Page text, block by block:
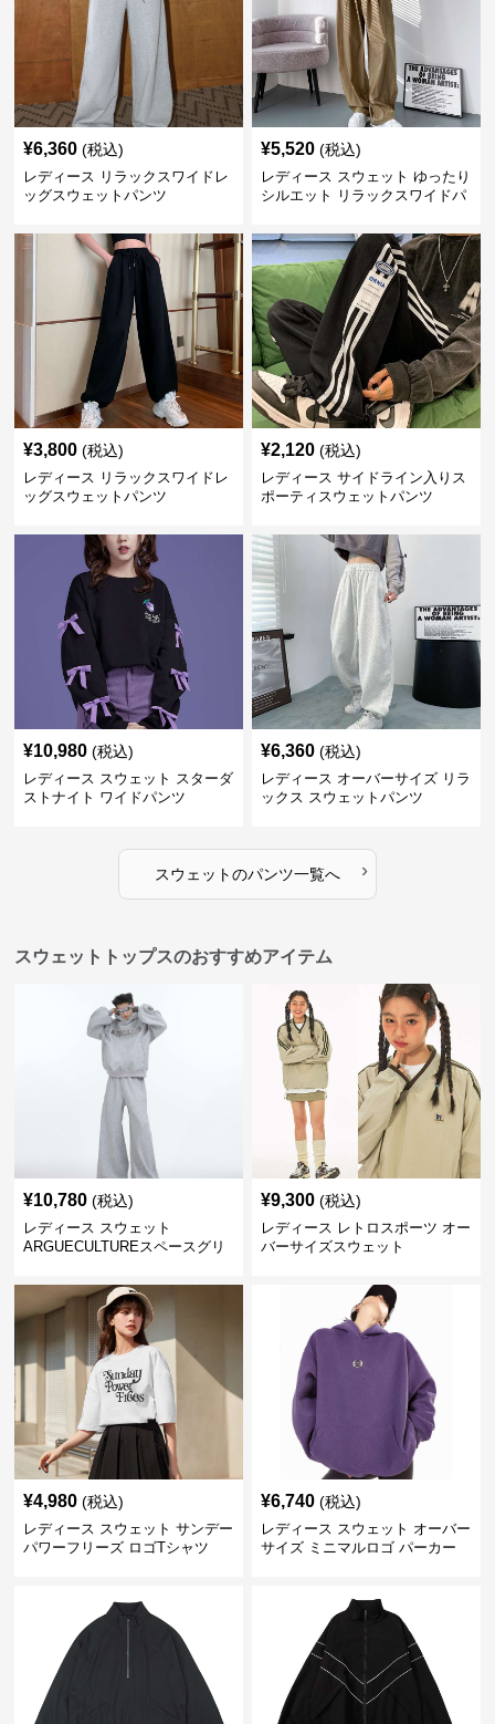
¥6,360 (税込)
レディース リラックスワイドレ
ッグスウェットパンツ
¥5,520 (税込)
レディース スウェット ゆったり
シルエット リラックスワイドパ
¥3,800 (税込)
レディース リラックスワイドレ
ッグスウェットパンツ
¥2,120 (税込)
レディース サイドライン入りス
ポーティスウェットパンツ
¥10,980 (税込)
レディース スウェット スターダ
ストナイト ワイドパンツ
¥6,360 (税込)
レディース オーバーサイズ リラ
ックス スウェットパンツ
スウェットのパンツ一覧へ ›
スウェットトップスのおすすめアイテム
¥10,780 (税込)
レディース スウェット
ARGUECULTUREスペースグリ
¥9,300 (税込)
レディース レトロスポーツ オー
バーサイズスウェット
¥4,980 (税込)
レディース スウェット サンデー
パワーフリーズ ロゴTシャツ
¥6,740 (税込)
レディース スウェット オーバー
サイズ ミニマルロゴ パーカー